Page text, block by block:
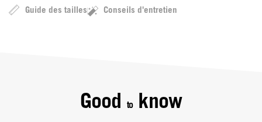
Guide des tailles Conseils d'entretien
Good toknow